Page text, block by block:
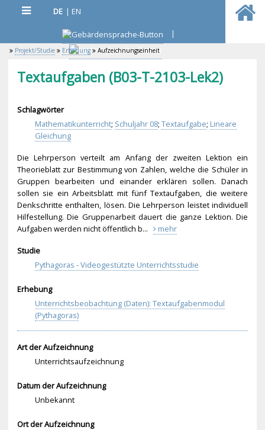
DE | EN
|
Projekt/Studie Erhebung Aufzeichnungseinheit
Textaufgaben (B03-T-2103-Lek2)
Schlagwörter
Mathematikunterricht; Schuljahr 08; Textaufgabe; Lineare
Gleichung
Die Lehrperson verteilt am Anfang der zweiten Lektion ein
Theorieblatt zur Bestimmung von Zahlen, welche die Schüler in
Gruppen bearbeiten und einander erklären sollen. Danach
sollen sie ein Arbeitsblatt mit fünf Textaufgaben, die weitere
Denkschritte enthalten, lösen. Die Lehrperson leistet individuell
Hilfestellung. Die Gruppenarbeit dauert die ganze Lektion. Die
Aufgaben werden nicht öffentlich b...
mehr
Studie
Pythagoras - Videogestützte Unterrichtsstudie
Erhebung
Unterrichtsbeobachtung (Daten): Textaufgabenmodul
(Pythagoras)
Art der Aufzeichnung
Unterrichtsaufzeichnung
Datum der Aufzeichnung
Unbekannt
Ort der Aufzeichnung